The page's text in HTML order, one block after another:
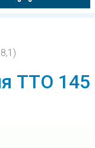
TTO 145